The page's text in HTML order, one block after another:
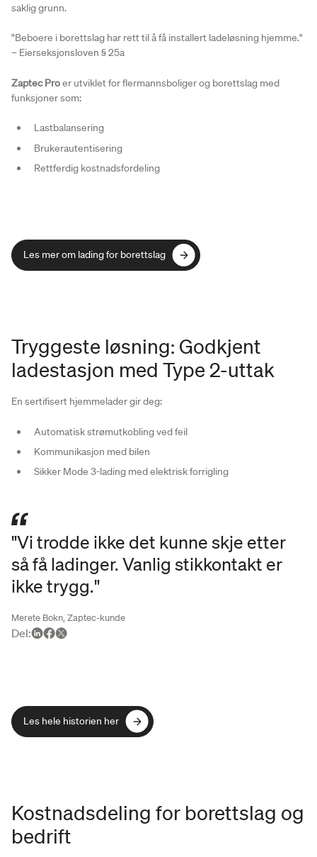
saklig grunn.
"Beboere i borettslag har rett til å få installert ladeløsning hjemme."
– Eierseksjonsloven § 25a
Zaptec Proer utviklet for flermannsboliger og borettslag med
funksjoner som:
Lastbalansering
Brukerautentisering
Rettferdig kostnadsfordeling
Les mer om lading for borettslag
Les mer om lading for borettslag
Tryggeste løsning: Godkjent
ladestasjon med Type 2-uttak
En sertifisert hjemmelader gir deg:
Automatisk strømutkobling ved feil
Kommunikasjon med bilen
Sikker Mode 3-lading med elektrisk forrigling
"Vi trodde ikke det kunne skje etter
så få ladinger. Vanlig stikkontakt er
ikke trygg."
Merete Bokn, Zaptec-kunde
Del:
Les hele historien her
Les hele historien her
Kostnadsdeling for borettslag og
bedrift